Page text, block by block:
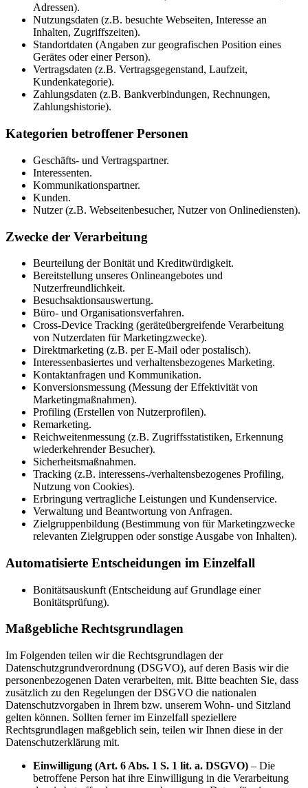
Adressen).
Nutzungsdaten (z.B. besuchte Webseiten, Interesse an
Inhalten, Zugriffszeiten).
Standortdaten (Angaben zur geografischen Position eines
Gerätes oder einer Person).
Vertragsdaten (z.B. Vertragsgegenstand, Laufzeit,
Kundenkategorie).
Zahlungsdaten (z.B. Bankverbindungen, Rechnungen,
Zahlungshistorie).
Kategorien betroffener Personen
Geschäfts- und Vertragspartner.
Interessenten.
Kommunikationspartner.
Kunden.
Nutzer (z.B. Webseitenbesucher, Nutzer von Onlinediensten).
Zwecke der Verarbeitung
Beurteilung der Bonität und Kreditwürdigkeit.
Bereitstellung unseres Onlineangebotes und
Nutzerfreundlichkeit.
Besuchsaktionsauswertung.
Büro- und Organisationsverfahren.
Cross-Device Tracking (geräteübergreifende Verarbeitung
von Nutzerdaten für Marketingzwecke).
Direktmarketing (z.B. per E-Mail oder postalisch).
Interessenbasiertes und verhaltensbezogenes Marketing.
Kontaktanfragen und Kommunikation.
Konversionsmessung (Messung der Effektivität von
Marketingmaßnahmen).
Profiling (Erstellen von Nutzerprofilen).
Remarketing.
Reichweitenmessung (z.B. Zugriffsstatistiken, Erkennung
wiederkehrender Besucher).
Sicherheitsmaßnahmen.
Tracking (z.B. interessens-/verhaltensbezogenes Profiling,
Nutzung von Cookies).
Erbringung vertragliche Leistungen und Kundenservice.
Verwaltung und Beantwortung von Anfragen.
Zielgruppenbildung (Bestimmung von für Marketingzwecke
relevanten Zielgruppen oder sonstige Ausgabe von Inhalten).
Automatisierte Entscheidungen im Einzelfall
Bonitätsauskunft (Entscheidung auf Grundlage einer
Bonitätsprüfung).
Maßgebliche Rechtsgrundlagen
Im Folgenden teilen wir die Rechtsgrundlagen der
Datenschutzgrundverordnung (DSGVO), auf deren Basis wir die
personenbezogenen Daten verarbeiten, mit. Bitte beachten Sie, dass
zusätzlich zu den Regelungen der DSGVO die nationalen
Datenschutzvorgaben in Ihrem bzw. unserem Wohn- und Sitzland
gelten können. Sollten ferner im Einzelfall speziellere
Rechtsgrundlagen maßgeblich sein, teilen wir Ihnen diese in der
Datenschutzerklärung mit.
Einwilligung (Art. 6 Abs. 1 S. 1 lit. a. DSGVO) – Die
betroffene Person hat ihre Einwilligung in die Verarbeitung